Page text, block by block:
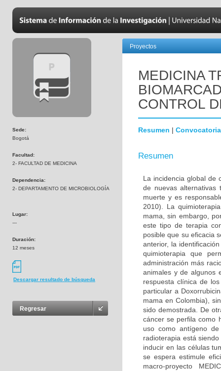
Sede:
Bogotá
Facultad:
2- FACULTAD DE MEDICINA
Dependencia:
2- DEPARTAMENTO DE MICROBIOLOGÍA
Lugar:
---
Duración:
12 meses
Descargar resultado de búsqueda
Regresar
Proyectos
MEDICINA
CONTROL
Resumen | Convocatoria
Resumen
La incidencia global de
de nuevas alternativas
muerte y es
2010). La
mama, sin embargo,
este tipo de terapia
posible que su eficacia
anterior, la
quimioterapia que
administración más
animales y de algunos
respuesta clínica de
particular a
mama en Colombia),
sido demostrada. De
cáncer se perfila como
uso como antígeno
radioterapia está
inducir en las células
se espera estimule
macro-proyecto